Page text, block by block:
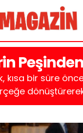
kısa bir süre